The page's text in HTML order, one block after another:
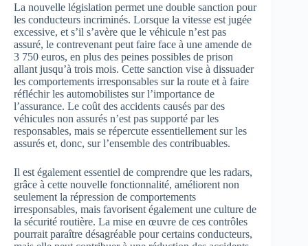
La nouvelle législation permet une double sanction pour
les conducteurs incriminés. Lorsque la vitesse est jugée
excessive, et s’il s’avère que le véhicule n’est pas
assuré, le contrevenant peut faire face à une amende de
3 750 euros, en plus des peines possibles de prison
allant jusqu’à trois mois. Cette sanction vise à dissuader
les comportements irresponsables sur la route et à faire
réfléchir les automobilistes sur l’importance de
l’assurance. Le coût des accidents causés par des
véhicules non assurés n’est pas supporté par les
responsables, mais se répercute essentiellement sur les
assurés et, donc, sur l’ensemble des contribuables.
Il est également essentiel de comprendre que les radars,
grâce à cette nouvelle fonctionnalité, améliorent non
seulement la répression de comportements
irresponsables, mais favorisent également une culture de
la sécurité routière. La mise en œuvre de ces contrôles
pourrait paraître désagréable pour certains conducteurs,